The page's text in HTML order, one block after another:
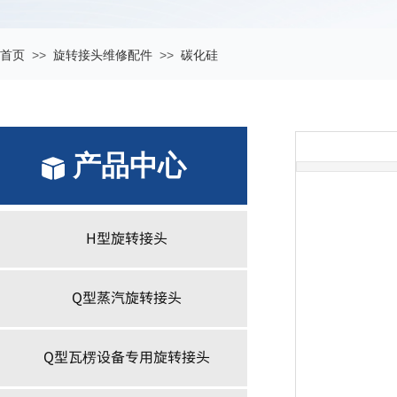
首页 >> 旋转接头维修配件 >> 碳化硅
产品中心
产品中心
H型旋转接头
Q型蒸汽旋转接头
Q型瓦楞设备专用旋转接头